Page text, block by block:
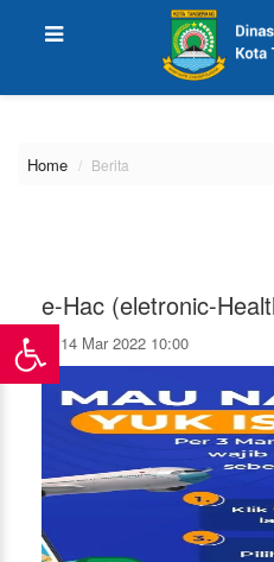
Home Berita
e-Hac (eletronic-
14 Mar 2022 10:00